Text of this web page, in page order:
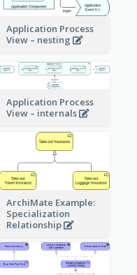
Application Process
View – nesting
Application Process
View – internals
ArchiMate Example:
Specialization
Relationship